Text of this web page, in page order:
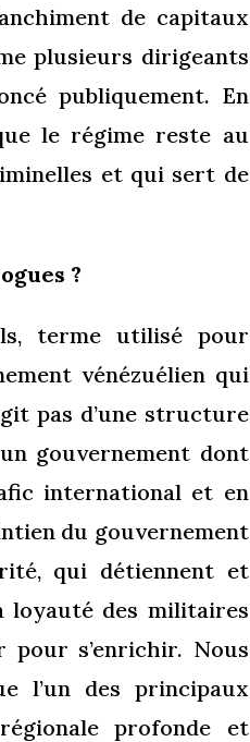
de capitaux
plusieurs dirigeants
publiquement. En
le régime reste au
et qui sert de
?
terme utilisé pour
vénézuélien qui
pas d’une structure
gouvernement dont
international et en
du gouvernement
qui détiennent et
loyauté des militaires
pour s’enrichir. Nous
l’un des principaux
profonde et